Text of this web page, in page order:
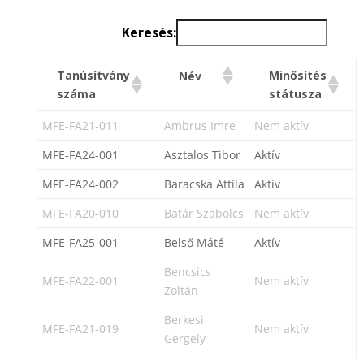
Keresés:
Tanúsítvány
száma
Név
Minősítés
státusza
MFE-FA21-011 Ambrus Imre
Nem aktív
MFE-FA24-001
Asztalos Tibor
Aktív
MFE-FA24-002
Baracska Attila
Aktív
MFE-FA20-010
Batár Szabolcs
Nem aktív
MFE-FA25-001
Belső Máté Aktív
MFE-FA22-001
Bencsics
Zoltán
Nem aktív
MFE-FA21-019
Berkesi
Gergely
Nem aktív